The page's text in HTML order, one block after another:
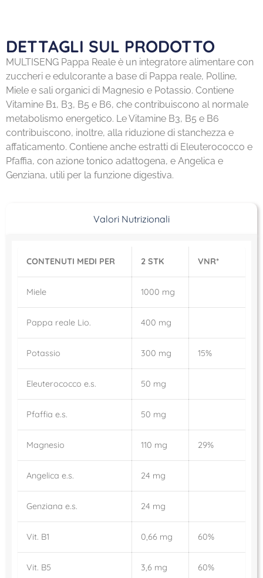
DETTAGLI SUL PRODOTTO
MULTISENG Pappa Reale è un integratore alimentare con
zuccheri e edulcorante a base di Pappa reale, Polline,
Miele e sali organici di Magnesio e Potassio. Contiene
Vitamine B1, B3, B5 e B6, che contribuiscono al normale
metabolismo energetico. Le Vitamine B3, B5 e B6
contribuiscono, inoltre, alla riduzione di stanchezza e
affaticamento. Contiene anche estratti di Eleuterococco e
Pfaffia, con azione tonico adattogena, e Angelica e
Genziana, utili per la funzione digestiva.
Valori Nutrizionali
CONTENUTI MEDI PER 2 STK VNR*
Miele 1000 mg
Pappa reale Lio. 400 mg
Potassio 300 mg 15%
Eleuterococco e.s. 50 mg
Pfaffia e.s. 50 mg
Magnesio 110 mg 29%
Angelica e.s. 24 mg
Genziana e.s. 24 mg
Vit. B1 0,66 mg 60%
Vit. B5 3,6 mg 60%